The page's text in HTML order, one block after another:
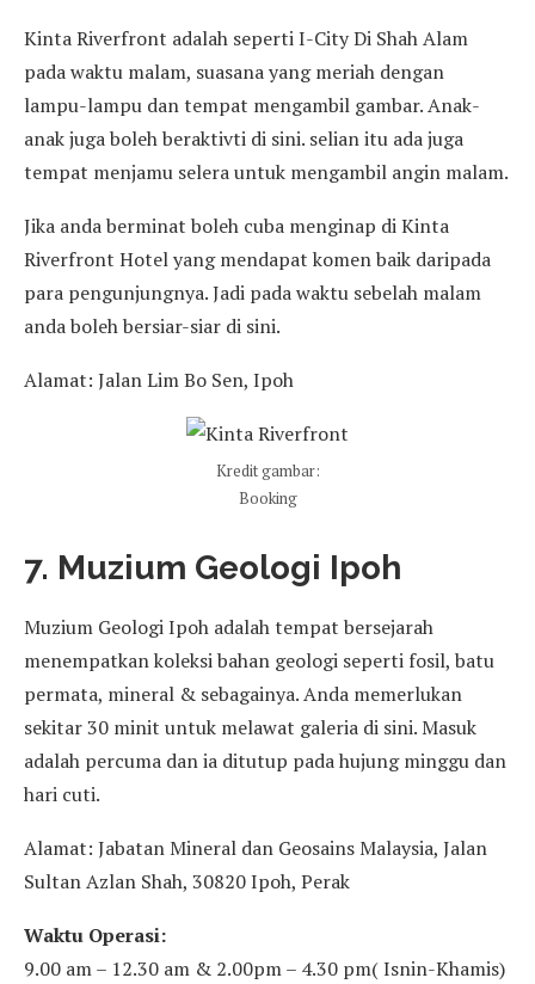
Kinta Riverfront adalah seperti I-City Di Shah Alam
pada waktu malam, suasana yang meriah dengan
lampu-lampu dan tempat mengambil gambar. Anak-
anak juga boleh beraktivti di sini. selian itu ada juga
tempat menjamu selera untuk mengambil angin malam.
Jika anda berminat boleh cuba menginap di Kinta
Riverfront Hotel yang mendapat komen baik daripada
para pengunjungnya. Jadi pada waktu sebelah malam
anda boleh bersiar-siar di sini.
Alamat: Jalan Lim Bo Sen, Ipoh
Kredit gambar:
Booking
7. Muzium Geologi Ipoh
Muzium Geologi Ipoh adalah tempat bersejarah
menempatkan koleksi bahan geologi seperti fosil, batu
permata, mineral & sebagainya. Anda memerlukan
sekitar 30 minit untuk melawat galeria di sini. Masuk
adalah percuma dan ia ditutup pada hujung minggu dan
hari cuti.
Alamat: Jabatan Mineral dan Geosains Malaysia, Jalan
Sultan Azlan Shah, 30820 Ipoh, Perak
Waktu Operasi:
9.00 am – 12.30 am & 2.00pm – 4.30 pm( Isnin-Khamis)